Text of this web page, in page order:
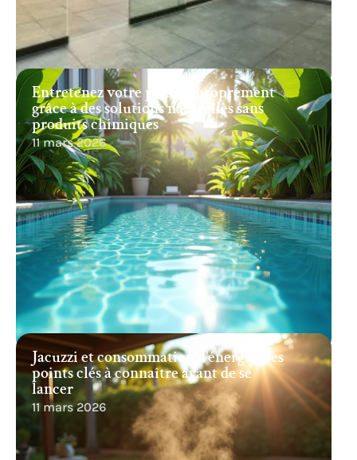
Entretenez votre piscine proprement
grâce à des solutions naturelles sans
produits chimiques
11 mars 2026
Jacuzzi et consommation d’énergie : les
points clés à connaître avant de se
lancer
11 mars 2026